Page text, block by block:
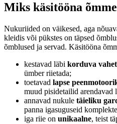
Miks käsitööna
Nukuriided on väikesed, aga
kleidis või pükstes on täpsed
õmblused ja servad. Käsitööna
kestavad läbi korduva
ümber riietada;
toetavad lapse
muud pisidetailid arendavad
annavad nukule täieliku
panna igasuguseid
iga riie on unikaalne, teist